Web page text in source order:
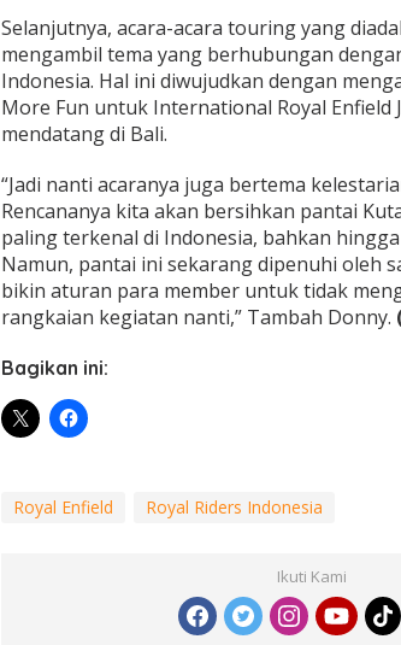
Selanjutnya, acara-acara touring yang
mengambil tema yang berhubungan
Indonesia. Hal ini diwujudkan dengan
More Fun untuk International Royal Enfield
mendatang di Bali.
“Jadi nanti acaranya juga bertema
Rencananya kita akan bersihkan pantai
paling terkenal di Indonesia, bahkan
Namun, pantai ini sekarang dipenuhi oleh
bikin aturan para member untuk tidak
rangkaian kegiatan nanti,” Tambah Donny.
Bagikan ini:
Royal Enfield Royal Riders Indonesia
Ikuti Kami